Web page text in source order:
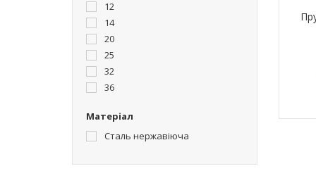
12
14
20
25
32
36
Матеріал
Сталь нержавіюча